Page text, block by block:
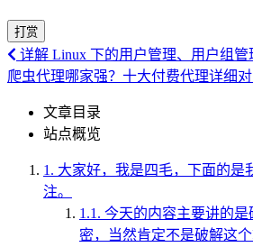
打赏
详解 Linux 下的用户管理、用户组管
爬虫代理哪家强？十大付费代理详细
文章目录
站点概览
1. 大家好，我是四毛，下面的是
注。
1.1. 今天的内容主要讲的是
密，当然肯定不是破解这